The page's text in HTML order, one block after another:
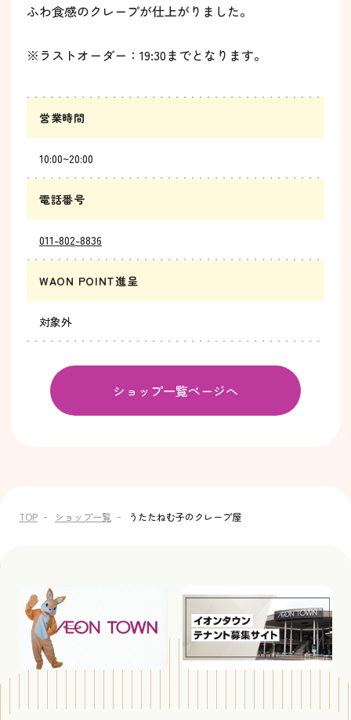
ふわ食感のクレープが仕上がりました。
※ラストオーダー：19:30までとなります。
営業時間
10:00~20:00
電話番号
011-802-8836
WAON POINT進呈
対象外
ショップ一覧ページへ
TOP ショップ一覧 うたたねむ子のクレープ屋